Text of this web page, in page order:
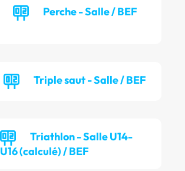
Perche - Salle / BEF
Triple saut - Salle / BEF
Triathlon - Salle U14-
U16 (calculé) / BEF